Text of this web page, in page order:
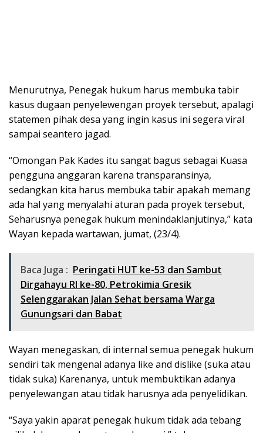
Menurutnya, Penegak hukum harus membuka tabir
kasus dugaan penyelewengan proyek tersebut, apalagi
statemen pihak desa yang ingin kasus ini segera viral
sampai seantero jagad.
“Omongan Pak Kades itu sangat bagus sebagai Kuasa
pengguna anggaran karena transparansinya,
sedangkan kita harus membuka tabir apakah memang
ada hal yang menyalahi aturan pada proyek tersebut,
Seharusnya penegak hukum menindaklanjutinya,” kata
Wayan kepada wartawan, jumat, (23/4).
Baca Juga : Peringati HUT ke-53 dan Sambut
Dirgahayu RI ke-80, Petrokimia Gresik
Selenggarakan Jalan Sehat bersama Warga
Gunungsari dan Babat
Wayan menegaskan, di internal semua penegak hukum
sendiri tak mengenal adanya like and dislike (suka atau
tidak suka) Karenanya, untuk membuktikan adanya
penyelewangan atau tidak harusnya ada penyelidikan.
“Saya yakin aparat penegak hukum tidak ada tebang